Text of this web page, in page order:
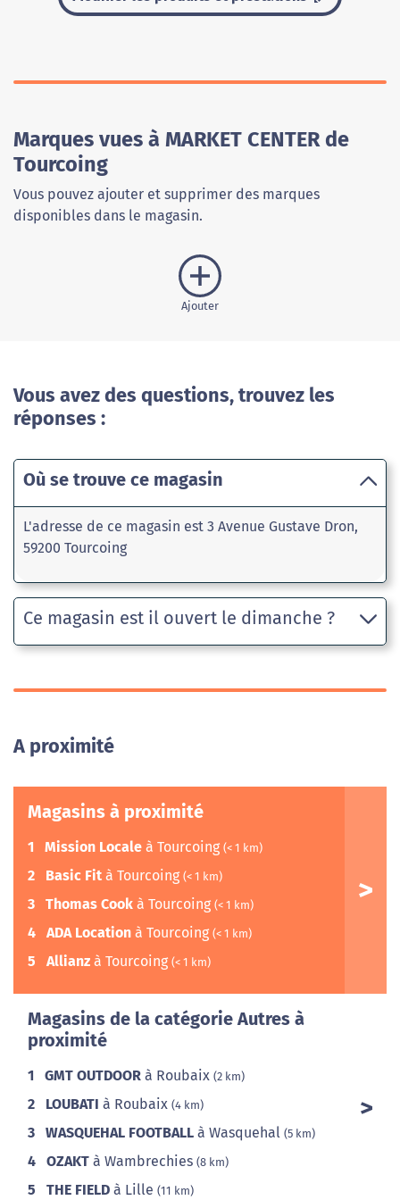
Marques vues à MARKET CENTER de
Tourcoing
Vous pouvez ajouter et supprimer des marques
disponibles dans le magasin.
Ajouter
Vous avez des questions, trouvez les
réponses :
Où se trouve ce magasin
L'adresse de ce magasin est 3 Avenue Gustave Dron,
59200 Tourcoing
Ce magasin est il ouvert le dimanche ?
A proximité
Magasins à proximité
1 Mission Locale à Tourcoing (< 1 km)
2 Basic Fit à Tourcoing (< 1 km)
3 Thomas Cook à Tourcoing (< 1 km)
4 ADA Location à Tourcoing (< 1 km)
5 Allianz à Tourcoing (< 1 km)
Magasins de la catégorie Autres à
proximité
1 GMT OUTDOOR à Roubaix (2 km)
2 LOUBATI à Roubaix (4 km)
3 WASQUEHAL FOOTBALL à Wasquehal (5 km)
4 OZAKT à Wambrechies (8 km)
5 THE FIELD à Lille (11 km)